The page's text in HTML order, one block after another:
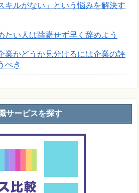
キルがない」という悩みを解決す
たい人は躊躇せず早く辞めよう
業かどうか見分けるには企業の評
べき
サービスを探す